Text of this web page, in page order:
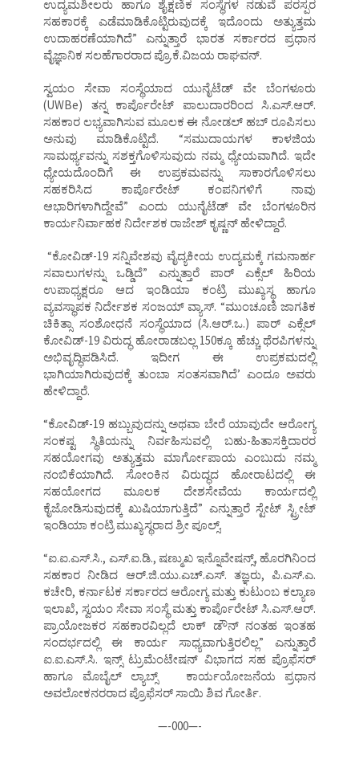
ಉದ್ಯಮಶೀಲರು ಹಾಗೂ ಶೈಕ್ಷಣಿಕ ಸಂಸ್ಥೆಗಳ ನಡುವೆ ಪರಸ್ಪರ
ಸಹಕಾರಕ್ಕೆ ಎಡೆಮಾಡಿಕೊಟ್ಟಿರುವುದಕ್ಕೆ ಇದೊಂದು ಅತ್ಯುತ್ತಮ
ಉದಾಹರಣೆಯಾಗಿದೆ” ಎನ್ನುತ್ತಾರೆ ಭಾರತ ಸರ್ಕಾರದ ಪ್ರಧಾನ
ವೈಜ್ಞಾನಿಕ ಸಲಹೆಗಾರರಾದ ಪ್ರೊ.ಕೆ.ವಿಜಯ ರಾಘವನ್.
ಸ್ವಯಂ ಸೇವಾ ಸಂಸ್ಥೆಯಾದ ಯುನೈಟೆಡ್ ವೇ ಬೆಂಗಳೂರು
(UWBe) ತನ್ನ ಕಾರ್ಪೊರೇಟ್ ಪಾಲುದಾರರಿಂದ ಸಿ.ಎಸ್.ಆರ್.
ಸಹಕಾರ ಲಭ್ಯವಾಗಿಸುವ ಮೂಲಕ ಈ ನೋಡಲ್ ಹಬ್ ರೂಪಿಸಲು
ಅನುವು ಮಾಡಿಕೊಟ್ಟಿದೆ. “ಸಮುದಾಯಗಳ ಕಾಳಜಿಯ
ಸಾಮರ್ಥ್ಯವನ್ನು ಸಶಕ್ತಗೊಳಿಸುವುದು ನಮ್ಮ ಧ್ಯೇಯವಾಗಿದೆ. ಇದೇ
ಧ್ಯೇಯದೊಂದಿಗೆ ಈ ಉಪ್ರಕಮವನ್ನು ಸಾಕಾರಗೊಳಿಸಲು
ಸಹಕರಿಸಿದ ಕಾರ್ಪೊರೇಟ್ ಕಂಪನಿಗಳಿಗೆ ನಾವು
ಆಭಾರಿಗಳಾಗಿದ್ದೇವೆ” ಎಂದು ಯುನೈಟೆಡ್ ವೇ ಬೆಂಗಳೂರಿನ
ಕಾರ್ಯನಿರ್ವಾಹಕ ನಿರ್ದೇಶಕ ರಾಜೇಶ್ ಕೃಷ್ಣನ್ ಹೇಳಿದ್ದಾರೆ.
“ಕೋವಿಡ್-19 ಸನ್ನಿವೇಶವು ವೈದ್ಯಕೀಯ ಉದ್ಯಮಕ್ಕೆ ಗಮನಾರ್ಹ
ಸವಾಲುಗಳನ್ನು ಒಡ್ಡಿದೆ” ಎನ್ನುತ್ತಾರೆ ಪಾರ್ ಎಕ್ಸೆಲ್ ಹಿರಿಯ
ಉಪಾಧ್ಯಕ್ಷರೂ ಆದ ಇಂಡಿಯಾ ಕಂಟ್ರಿ ಮುಖ್ಯಸ್ಥ ಹಾಗೂ
ವ್ಯವಸ್ಥಾಪಕ ನಿರ್ದೇಶಕ ಸಂಜಯ್ ವ್ಯಾಸ್. “ಮುಂಚೂಣಿ ಜಾಗತಿಕ
ಚಿಕಿತ್ಸಾ ಸಂಶೋಧನೆ ಸಂಸ್ಥೆಯಾದ (ಸಿ.ಆರ್.ಒ.) ಪಾರ್ ಎಕ್ಸೆಲ್
ಕೋವಿಡ್-19 ವಿರುದ್ಧ ಹೋರಾಡಬಲ್ಲ 150ಕ್ಕೂ ಹೆಚ್ಚು ಥೆರಪಿಗಳನ್ನು
ಅಭಿವೃದ್ಧಿಪಡಿಸಿದೆ. ಇದೀಗ ಈ ಉಪ್ರಕಮದಲ್ಲಿ
ಭಾಗಿಯಾಗಿರುವುದಕ್ಕೆ ತುಂಬಾ ಸಂತಸವಾಗಿದೆ’ ಎಂದೂ ಅವರು
ಹೇಳಿದ್ದಾರೆ.
“ಕೋವಿಡ್-19 ಹಬ್ಬುವುದನ್ನು ಅಥವಾ ಬೇರೆ ಯಾವುದೇ ಆರೋಗ್ಯ
ಸಂಕಷ್ಟ ಸ್ಥಿತಿಯನ್ನು ನಿರ್ವಹಿಸುವಲ್ಲಿ ಬಹು-ಹಿತಾಸಕ್ತಿದಾರರ
ಸಹಯೋಗವು ಅತ್ಯುತ್ತಮ ಮಾರ್ಗೋಪಾಯ ಎಂಬುದು ನಮ್ಮ
ನಂಬಿಕೆಯಾಗಿದೆ. ಸೋಂಕಿನ ವಿರುದ್ಧದ ಹೋರಾಟದಲ್ಲಿ ಈ
ಸಹಯೋಗದ ಮೂಲಕ ದೇಶಸೇವೆಯ ಕಾರ್ಯದಲ್ಲಿ
ಕೈಜೋಡಿಸುವುದಕ್ಕೆ ಖುಷಿಯಾಗುತ್ತಿದೆ” ಎನ್ನುತ್ತಾರೆ ಸ್ಟೇಟ್ ಸ್ಟ್ರೀಟ್
ಇಂಡಿಯಾ ಕಂಟ್ರಿ ಮುಖ್ಯಸ್ಥರಾದ ಶ್ರೀ ಪೂಲ್ಸ್.
“ಐ.ಐ.ಎಸ್.ಸಿ., ಎಸ್.ಐ.ಡಿ., ಷಣ್ಮುಖ ಇನ್ನೊವೇಷನ್ಸ್, ಹೊರಗಿನಿಂದ
ಸಹಕಾರ ನೀಡಿದ ಆರ್.ಜಿ.ಯು.ಎಚ್.ಎಸ್. ತಜ್ಞರು, ಪಿ.ಎಸ್.ಎ.
ಕಚೇರಿ, ಕರ್ನಾಟಕ ಸರ್ಕಾರದ ಆರೋಗ್ಯ ಮತ್ತು ಕುಟುಂಬ ಕಲ್ಯಾಣ
ಇಲಾಖೆ, ಸ್ವಯಂ ಸೇವಾ ಸಂಸ್ಥೆ ಮತ್ತು ಕಾರ್ಪೊರೇಟ್ ಸಿ.ಎಸ್.ಆರ್.
ಪ್ರಾಯೋಜಕರ ಸಹಕಾರವಿಲ್ಲದೆ ಲಾಕ್ ಡೌನ್ ನಂತಹ ಇಂತಹ
ಸಂದರ್ಭದಲ್ಲಿ ಈ ಕಾರ್ಯ ಸಾಧ್ಯವಾಗುತ್ತಿರಲಿಲ್ಲ” ಎನ್ನುತ್ತಾರೆ
ಐ.ಐ.ಎಸ್.ಸಿ. ಇನ್ಸ್ ಟ್ರುಮೆಂಟೇಷನ್ ವಿಭಾಗದ ಸಹ ಪ್ರೊಫೆಸರ್
ಹಾಗೂ ಮೊಬೈಲ್ ಲ್ಯಾಬ್ಸ್ ಕಾರ್ಯಯೋಜನೆಯ ಪ್ರಧಾನ
ಅವಲೋಕನರರಾದ ಪ್ರೊಫೆಸರ್ ಸಾಯಿ ಶಿವ ಗೋರ್ತಿ.
—-000—-